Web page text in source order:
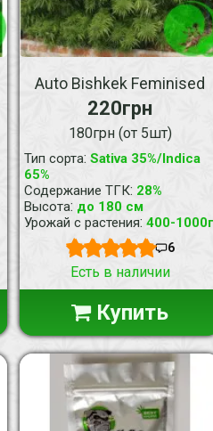
Auto Bishkek Feminised
220грн
180грн (от 5шт)
Тип сорта: Sativa 35%/Indica
65%
Содержание ТГК: 28%
Высота: до 180 см
Урожай с растения: 400-1000г
6
Есть в наличии
Купить